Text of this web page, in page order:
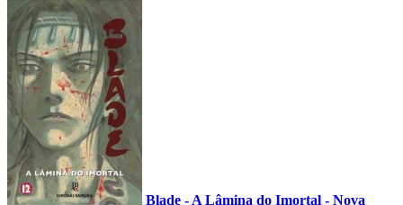
Blade - A Lâmina do Imortal - Nova